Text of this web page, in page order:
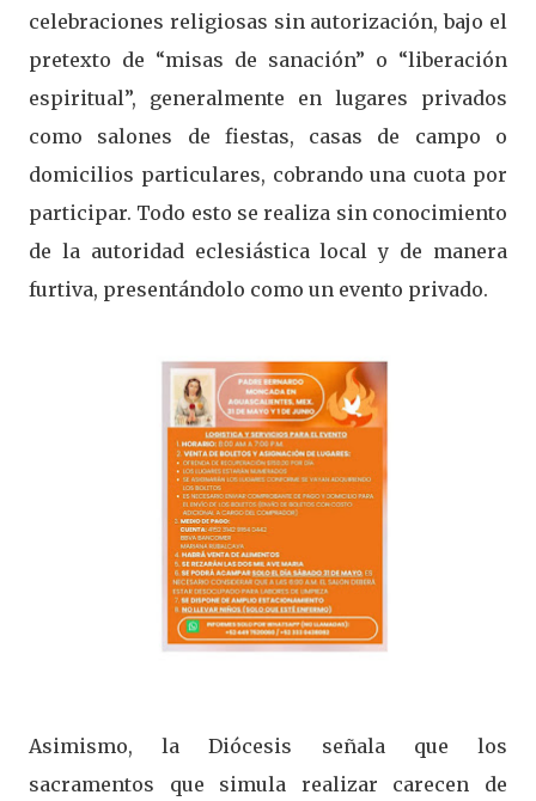
celebraciones religiosas sin autorización, bajo el
pretexto de “misas de sanación” o “liberación
espiritual”, generalmente en lugares privados
como salones de fiestas, casas de campo o
domicilios particulares, cobrando una cuota por
participar. Todo esto se realiza sin conocimiento
de la autoridad eclesiástica local y de manera
furtiva, presentándolo como un evento privado.
Asimismo, la Diócesis señala que los
sacramentos que simula realizar carecen de